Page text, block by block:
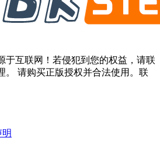
于互联网！若侵犯到您的权益，请联
。 请购买正版授权并合法使用。联